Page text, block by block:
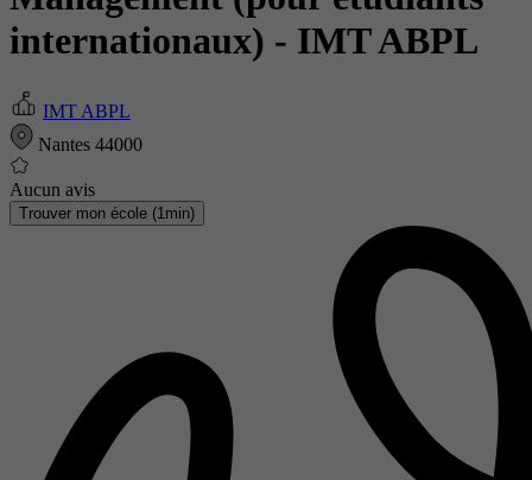
internationaux) - IMT ABPL
IMT ABPL
Nantes 44000
Aucun avis
Trouver mon école (1min)